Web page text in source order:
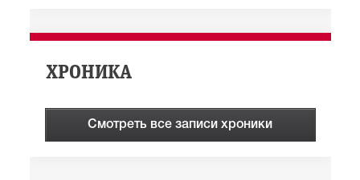
ХРОНИКА
Смотреть все записи хроники